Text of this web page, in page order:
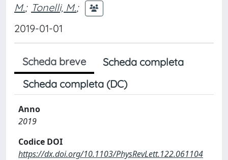
M.; Tonelli, M.;
2019-01-01
Scheda breve
Scheda completa
Scheda completa (DC)
Anno
2019
Codice DOI
https://dx.doi.org/10.1103/PhysRevLett.122.061104